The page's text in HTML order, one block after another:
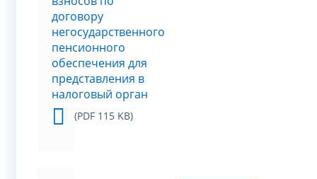
договору
негосударственного
пенсионного
обеспечения для
представления в
налоговый орган
(PDF 115 KB)